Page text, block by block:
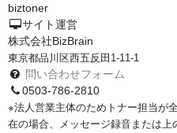
PrivacyPolicy
特定商取引法に基づく表示
よくある質問
保証受付中
biztoner
サイト運営
株式会社BizBrain
東京都品川区西五反田1-11-1
問い合わせフォーム
0503-786-2810
※法人営業主体のためトナー担当が
在の場合、メッセージ録音または